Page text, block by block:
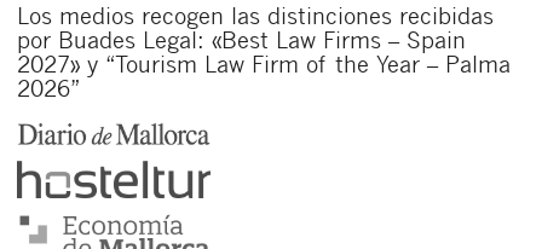
Los medios recogen las distinciones recibidas
por Buades Legal: «Best Law Firms – Spain
2027» y “Tourism Law Firm of the Year – Palma
2026”